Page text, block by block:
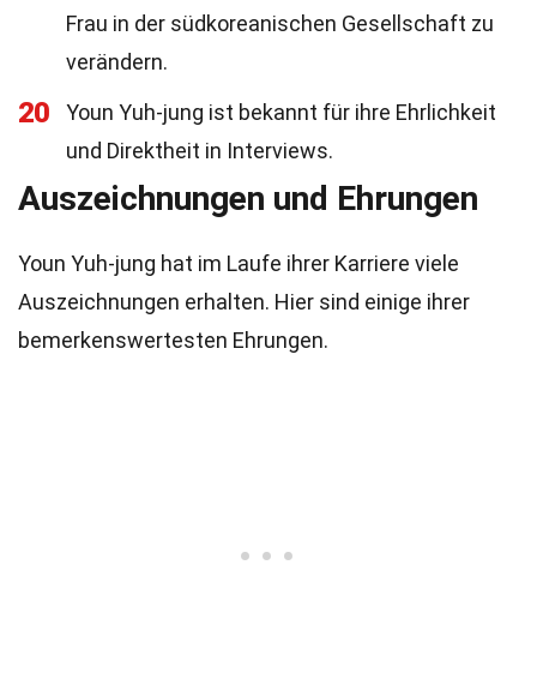
Frau in der südkoreanischen Gesellschaft zu
verändern.
20
Youn Yuh-jung ist bekannt für ihre Ehrlichkeit
und Direktheit in Interviews.
Auszeichnungen und Ehrungen
Youn Yuh-jung hat im Laufe ihrer Karriere viele
Auszeichnungen erhalten. Hier sind einige ihrer
bemerkenswertesten Ehrungen.